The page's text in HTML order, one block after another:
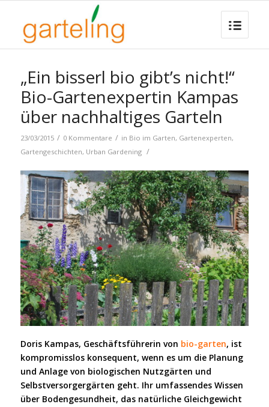
„Ein bisserl bio gibt’s nicht!“
Bio-Gartenexpertin Kampas
über nachhaltiges Garteln
23/03/2015 / 0 Kommentare / in Bio im Garten, Gartenexperten,
Gartengeschichten, Urban Gardening /
Doris Kampas, Geschäftsführerin von bio-garten, ist
kompromisslos konsequent, wenn es um die Planung
und Anlage von biologischen Nutzgärten und
Selbstversorgergärten geht. Ihr umfassendes Wissen
über Bodengesundheit, das natürliche Gleichgewicht